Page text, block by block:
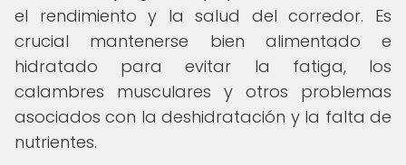
el rendimiento y la salud del corredor. Es
crucial mantenerse bien alimentado e
hidratado para evitar la fatiga, los
calambres musculares y otros problemas
asociados con la deshidratación y la falta de
nutrientes.